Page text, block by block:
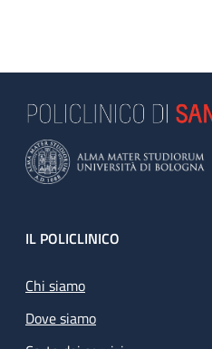
Footer
IL POLICLINICO
Chi siamo
Dove siamo